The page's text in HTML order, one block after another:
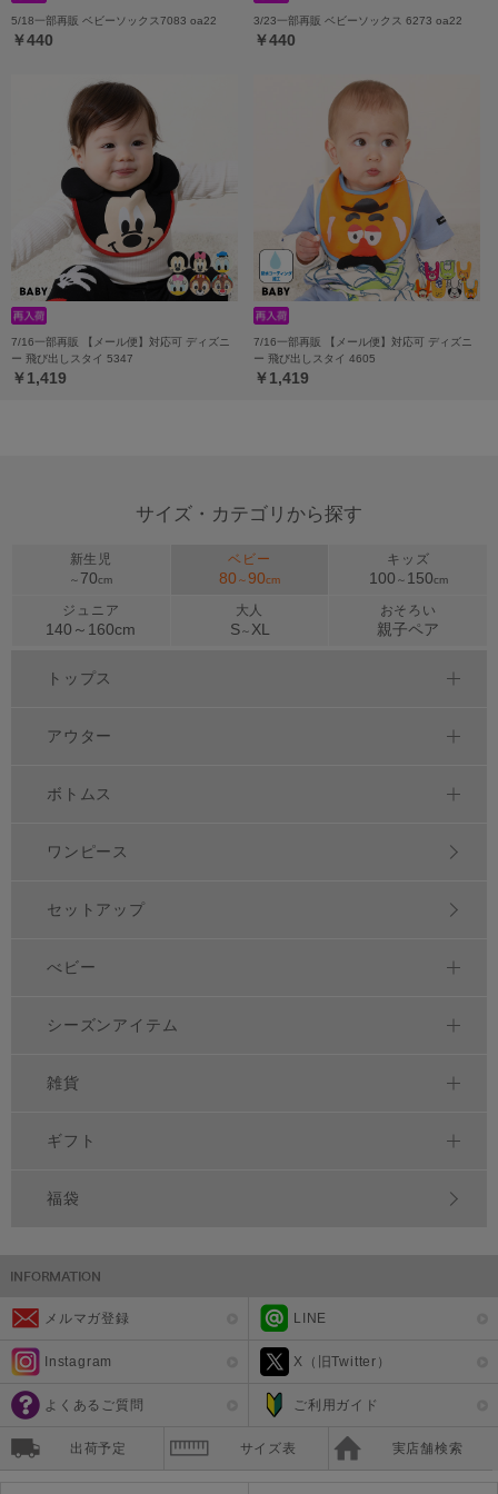
5/18一部再販 ベビーソックス7083 oa22
￥440
3/23一部再販 ベビーソックス 6273 oa22
￥440
7/16一部再販 【メール便】対応可 ディズニ
ー 飛び出しスタイ 5347
￥1,419
7/16一部再販 【メール便】対応可 ディズニ
ー 飛び出しスタイ 4605
￥1,419
サイズ・カテゴリから探す
新生児
～ 70cm
ベビー
80 ～90cm
キッズ
100 ～ 150cm
ジュニア
140～ 160cm
大人
S～ XL
おそろい
親子ペア
トップス
アウター
ボトムス
ワンピース
セットアップ
べビー
シーズンアイテム
雑貨
ギフト
福袋
メルマガ登録 LINE
Instagram X（旧Twitter）
よくあるご質問 ご利用ガイド
出荷予定 サイズ表 実店舗検索